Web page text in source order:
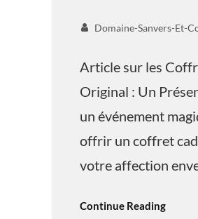
Domaine-Sanvers-Et-
Article sur les
Original : Un
un événement
offrir un coffret
votre affection
Continue Reading